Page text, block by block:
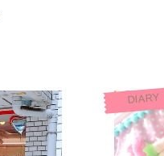
DIARY